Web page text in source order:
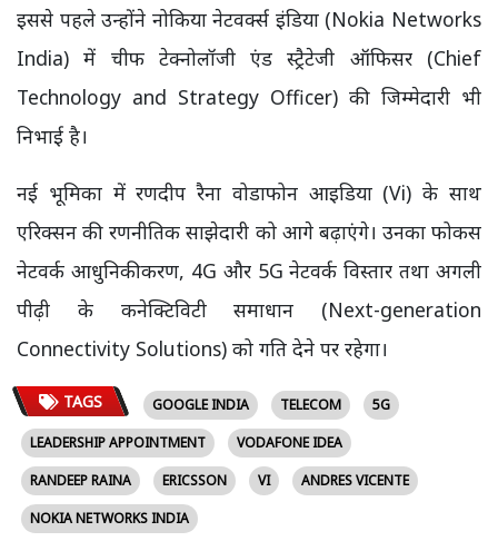
इससे पहले उन्होंने नोकिया नेटवर्क्स इंडिया (Nokia Networks
India) में चीफ टेक्नोलॉजी एंड स्ट्रैटेजी ऑफिसर (Chief
Technology and Strategy Officer) की जिम्मेदारी भी
निभाई है।
नई भूमिका में रणदीप रैना वोडाफोन आइडिया (Vi) के साथ
एरिक्सन की रणनीतिक साझेदारी को आगे बढ़ाएंगे। उनका फोकस
नेटवर्क आधुनिकीकरण, 4G और 5G नेटवर्क विस्तार तथा अगली
पीढ़ी के कनेक्टिविटी समाधान (Next-generation
Connectivity Solutions) को गति देने पर रहेगा।
TAGS GOOGLE INDIA TELECOM
5G
LEADERSHIP APPOINTMENT
VODAFONE IDEA
RANDEEP RAINA
ERICSSON VI
ANDRES VICENTE
NOKIA NETWORKS INDIA